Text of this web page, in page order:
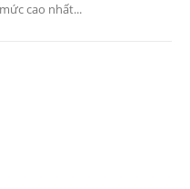
cao nhất...